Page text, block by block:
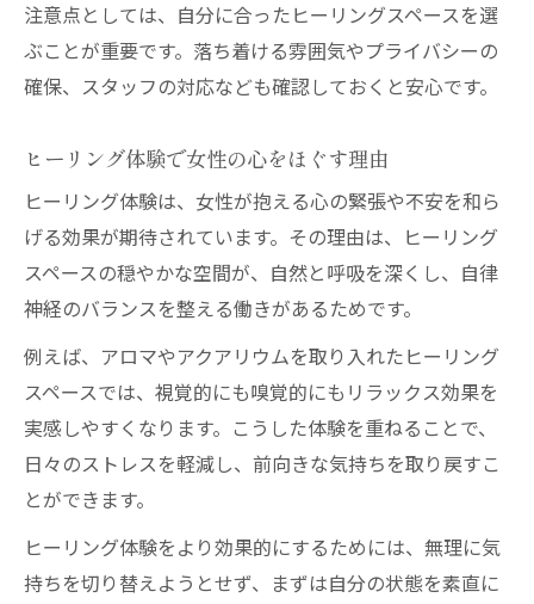
注意点としては、自分に合ったヒーリングスペースを選
ぶことが重要です。落ち着ける雰囲気やプライバシーの
確保、スタッフの対応なども確認しておくと安心です。
ヒーリング体験で女性の心をほぐす理由
ヒーリング体験は、女性が抱える心の緊張や不安を和ら
げる効果が期待されています。その理由は、ヒーリング
スペースの穏やかな空間が、自然と呼吸を深くし、自律
神経のバランスを整える働きがあるためです。
例えば、アロマやアクアリウムを取り入れたヒーリング
スペースでは、視覚的にも嗅覚的にもリラックス効果を
実感しやすくなります。こうした体験を重ねることで、
日々のストレスを軽減し、前向きな気持ちを取り戻すこ
とができます。
ヒーリング体験をより効果的にするためには、無理に気
持ちを切り替えようとせず、まずは自分の状態を素直に